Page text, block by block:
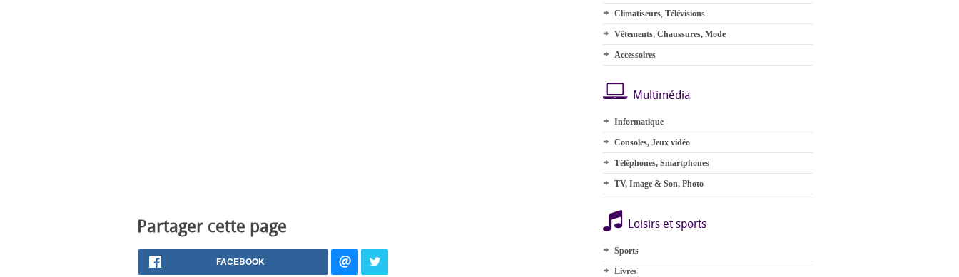
Partager cette page
FACEBOOK
Climatiseurs, Télévisions
Vêtements, Chaussures, Mode
Accessoires
Multimédia
Informatique
Consoles, Jeux vidéo
Téléphones, Smartphones
TV, Image & Son, Photo
Loisirs et sports
Sports
Livres